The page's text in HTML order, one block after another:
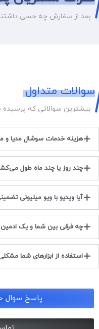
بعد از سفارش چه حسی
سوالات متداول
بیشترین سوالاتی که
هزینه خدمات سوشال مدیا و
چند روز یا چند ماه طول
آیا ویدیو با ویو میلیونی
چه فرقی بین شما و یک
استفاده از ابزارهای شما
پاسخ سوال